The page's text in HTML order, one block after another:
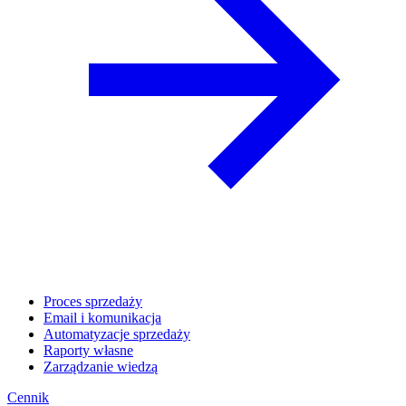
Proces sprzedaży
Email i komunikacja
Automatyzacje sprzedaży
Raporty własne
Zarządzanie wiedzą
Cennik